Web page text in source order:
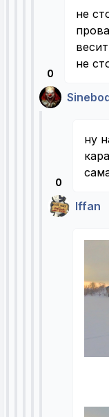
0
не
не
0
ну
Iffan